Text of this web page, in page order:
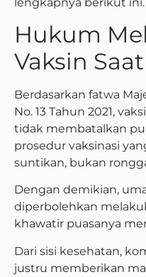
Hukum
Vaksin
Berdasarkan fatwa
No. 13 Tahun 2021,
tidak membatalkan
prosedur vaksinasi
suntikan, bukan
Dengan demikian,
diperbolehkan
khawatir puasanya
Dari sisi kesehatan,
justru memberikan